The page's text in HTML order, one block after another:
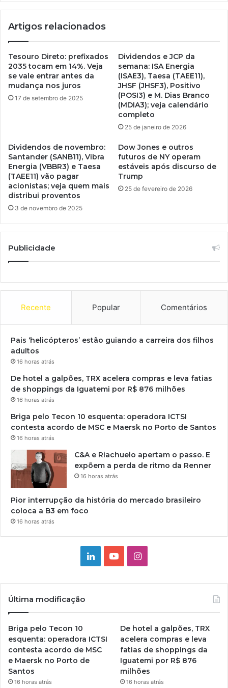
Artigos relacionados
Tesouro Direto: prefixados
2035 tocam em 14%. Veja
se vale entrar antes da
mudança nos juros
17 de setembro de 2025
Dividendos e JCP da
semana: ISA Energia
(ISAE3), Taesa (TAEE11),
JHSF (JHSF3), Positivo
(POSI3) e M. Dias Branco
(MDIA3); veja calendário
completo
25 de janeiro de 2026
Dividendos de novembro:
Santander (SANB11), Vibra
Energia (VBBR3) e Taesa
(TAEE11) vão pagar
acionistas; veja quem mais
distribui proventos
3 de novembro de 2025
Dow Jones e outros
futuros de NY operam
estáveis após discurso de
Trump
25 de fevereiro de 2026
Publicidade
Recente Popular Comentários
Pais ‘helicópteros’ estão guiando a carreira dos filhos
adultos
16 horas atrás
De hotel a galpões, TRX acelera compras e leva fatias
de shoppings da Iguatemi por R$ 876 milhões
16 horas atrás
Briga pelo Tecon 10 esquenta: operadora ICTSI
contesta acordo de MSC e Maersk no Porto de Santos
16 horas atrás
C&A e Riachuelo apertam o passo. E
expõem a perda de ritmo da Renner
16 horas atrás
Pior interrupção da história do mercado brasileiro
coloca a B3 em foco
16 horas atrás
LinkedinYouTubeInstagram
Última modificação
Briga pelo Tecon 10
esquenta: operadora ICTSI
contesta acordo de MSC
e Maersk no Porto de
Santos
16 horas atrás
De hotel a galpões, TRX
acelera compras e leva
fatias de shoppings da
Iguatemi por R$ 876
milhões
16 horas atrás